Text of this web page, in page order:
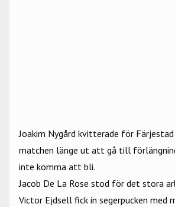
Joakim Nygård kvitterade för Färjestad
matchen länge ut att gå till
inte komma att bli.
Jacob De La Rose stod för det stora
Victor Ejdsell fick in segerpucken med